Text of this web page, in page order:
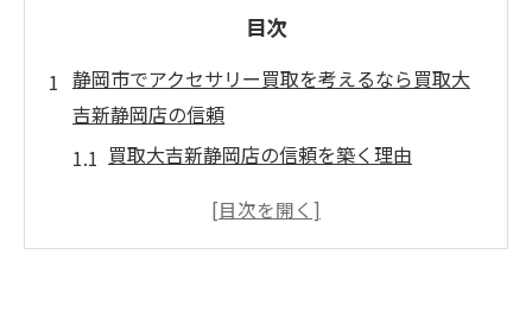
目次
静岡市でアクセサリー買取を考えるなら買取大
吉新静岡店の信頼
買取大吉新静岡店の信頼を築く理由
静岡市で選ばれる買取大吉新静岡店の実績